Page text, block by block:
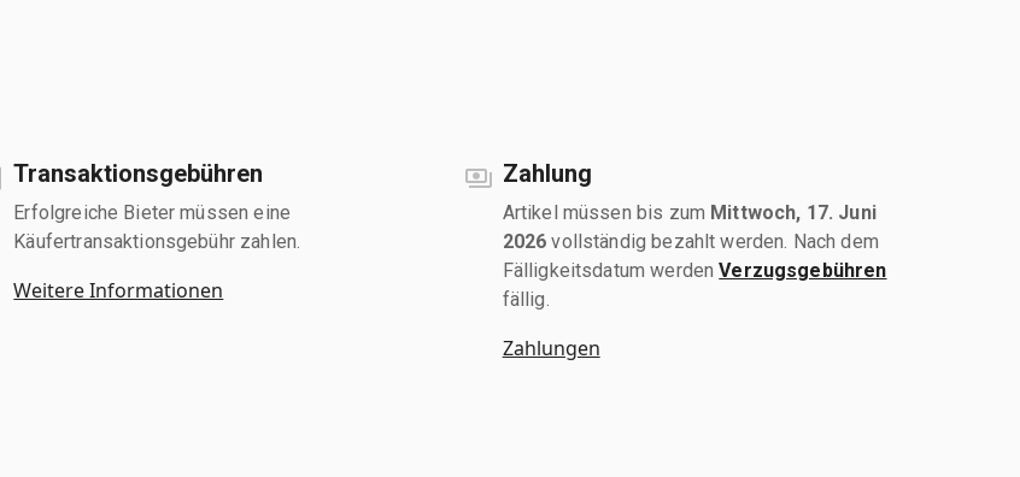
Transaktionsgebühren
Erfolgreiche Bieter müssen eine
Käufertransaktionsgebühr zahlen.
Weitere Informationen
Zahlung
Artikel müssen bis zum Mittwoch, 17. Juni
2026 vollständig bezahlt werden. Nach dem
Fälligkeitsdatum werdenVerzugsgebühren
fällig.
Zahlungen